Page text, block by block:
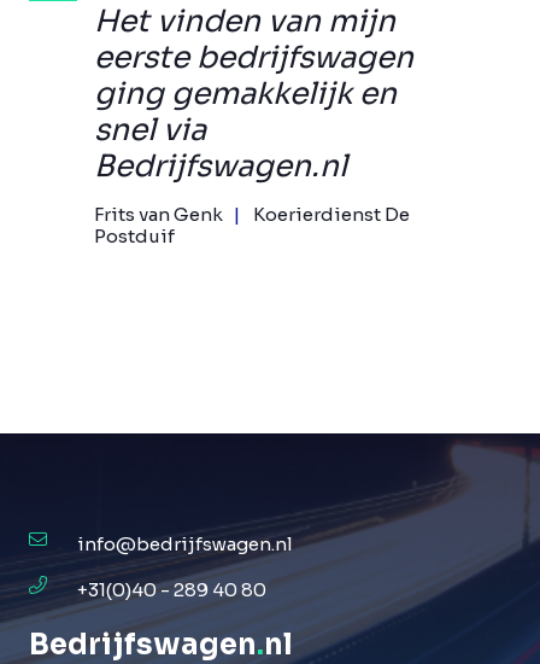
Het vinden van mijn
eerste bedrijfswagen
ging gemakkelijk en
snel via
Bedrijfswagen.nl
Frits van Genk
Koerierdienst De
Postduif
info@bedrijfswagen.nl
+31(0)40 - 289 40 80
Bedrijfswagen.nl